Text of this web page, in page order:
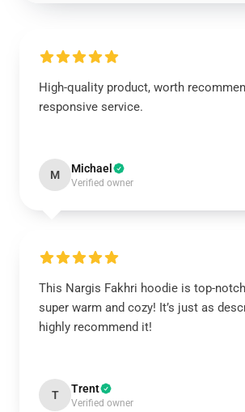
High-quality product, worth
responsive service.
M Michael
Verified owner
This Nargis Fakhri hoodie is top-
super warm and cozy! It’s just as
highly recommend it!
T Trent
Verified owner